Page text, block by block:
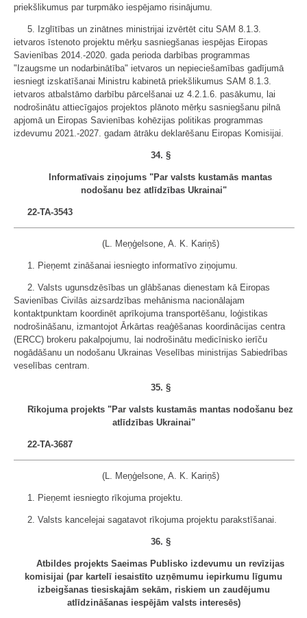
priekšlikumus par turpmāko iespējamo risinājumu.
5. Izglītības un zinātnes ministrijai izvērtēt citu SAM 8.1.3.
ietvaros īstenoto projektu mērķu sasniegšanas iespējas Eiropas
Savienības 2014.-2020. gada perioda darbības programmas
"Izaugsme un nodarbinātība" ietvaros un nepieciešamības gadījumā
iesniegt izskatīšanai Ministru kabinetā priekšlikumus SAM 8.1.3.
ietvaros atbalstāmo darbību pārcelšanai uz 4.2.1.6. pasākumu, lai
nodrošinātu attiecīgajos projektos plānoto mērķu sasniegšanu pilnā
apjomā un Eiropas Savienības kohēzijas politikas programmas
izdevumu 2021.-2027. gadam ātrāku deklarēšanu Eiropas Komisijai.
34. §
Informatīvais ziņojums "Par valsts kustamās mantas
nodošanu bez atlīdzības Ukrainai"
22-TA-3543
(L. Meņģelsone, A. K. Kariņš)
1. Pieņemt zināšanai iesniegto informatīvo ziņojumu.
2. Valsts ugunsdzēsības un glābšanas dienestam kā Eiropas
Savienības Civilās aizsardzības mehānisma nacionālajam
kontaktpunktam koordinēt aprīkojuma transportēšanu, loģistikas
nodrošināšanu, izmantojot Ārkārtas reaģēšanas koordinācijas centra
(ERCC) brokeru pakalpojumu, lai nodrošinātu medicīnisko ierīču
nogādāšanu un nodošanu Ukrainas Veselības ministrijas Sabiedrības
veselības centram.
35. §
Rīkojuma projekts "Par valsts kustamās mantas nodošanu bez
atlīdzības Ukrainai"
22-TA-3687
(L. Meņģelsone, A. K. Kariņš)
1. Pieņemt iesniegto rīkojuma projektu.
2. Valsts kancelejai sagatavot rīkojuma projektu parakstīšanai.
36. §
Atbildes projekts Saeimas Publisko izdevumu un revīzijas
komisijai (par kartelī iesaistīto uzņēmumu iepirkumu līgumu
izbeigšanas tiesiskajām sekām, riskiem un zaudējumu
atlīdzināšanas iespējām valsts interesēs)